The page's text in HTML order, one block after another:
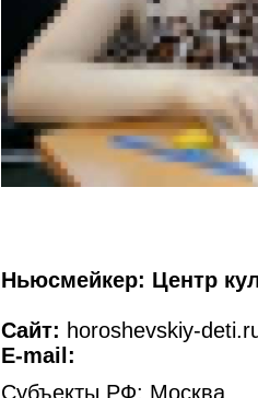
Ньюсмейкер: Центр
Сайт: horoshevskiy-
E-mail:
Субъекты РФ: Москва